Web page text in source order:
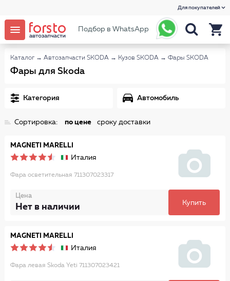
Для покупателей
Подбор в WhatsApp
Каталог → Автозапчасти SKODA → Кузов SKODA → Фары SKODA
Фары для Skoda
Категория Автомобиль
Сортировка: по цене сроку доставки
MAGNETI MARELLI
Италия
Фара осветительная 711307023317
Цена
Нет в наличии Купить
MAGNETI MARELLI
Италия
Фара левая Skoda Yeti 711307023421